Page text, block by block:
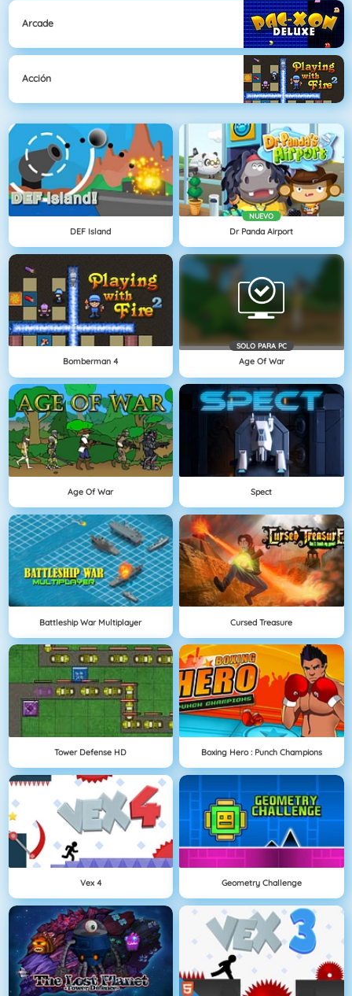
Arcade
Acción
DEF Island
NUEVO
Dr Panda Airport
Bomberman 4
SOLO PARA PC
Age Of War
Age Of War Spect
Battleship War Multiplayer Cursed Treasure
Tower Defense HD Boxing Hero : Punch Champions
Vex 4 Geometry Challenge